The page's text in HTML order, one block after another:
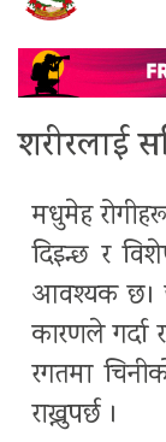
शरीरलाई
मधुमेह
दिइन्छ र
आवश्यक छ।
कारणले गर्दा
रगतमा
राख्नुपर्छ ।